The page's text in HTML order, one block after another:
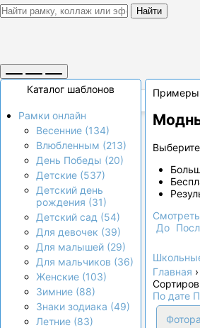
Найти
Каталог шаблонов
Рамки онлайн
Весенние (134)
Влюбленным (213)
День Победы (20)
Детские (537)
Детский день
рождения (31)
Детский сад (54)
Для девочек (39)
Для малышей (29)
Для мальчиков (36)
Женские (103)
Зимние (88)
Знаки зодиака (49)
Летние (83)
До
Главная ›
По дате